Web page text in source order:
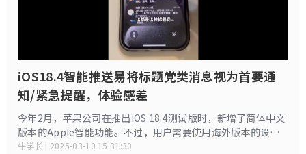
iOS18.4智能推送易将标题党类消息视为首要通
知/紧急提醒，体验感差
今年2月，苹果公司在推出iOS 18.4测试版时，新增了简体中文
版本的Apple智能功能。不过，用户需要使用海外版本的设备
以及对应的Apple账号才能体验这一服务。
牛学长 | 2025-03-10 15:31:30